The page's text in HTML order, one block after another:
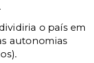
o país em
autonomias